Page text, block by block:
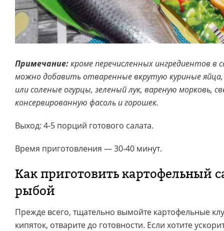
Примечание:кроме перечисленных ингредиентов в
можно добавить отваренные вкрутую куриные
или соленые огурцы, зеленый лук, вареную морковь,
консервированную фасоль и горошек.
Выход: 4-5 порций готового салата.
Время приготовления — 30-40 минут.
Как приготовить картофельный
рыбой
Прежде всего, тщательно вымойте картофельные
кипяток, отварите до готовности. Если хотите